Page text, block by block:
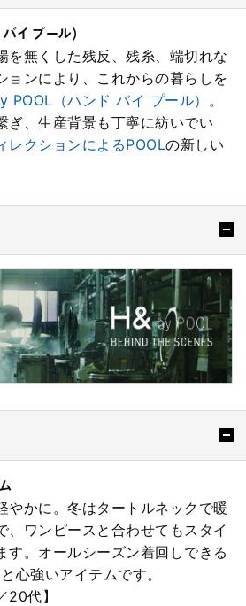
イ プール）
を無くした残反、残糸、端切れな
ョンにより、これからの暮らしを
POOL（ハンド バイ プール） 。
ぎ、生産背景も丁寧に紡いでい
レクションによるPOOLの新しい
やかに。冬はタートルネックで暖
、ワンピースと合わせてもスタイ
す。オールシーズン着回しできる
心強いアイテムです。
20代】